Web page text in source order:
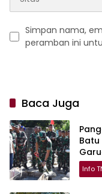
Simpan nama,
peramban ini
Baca Juga
Info